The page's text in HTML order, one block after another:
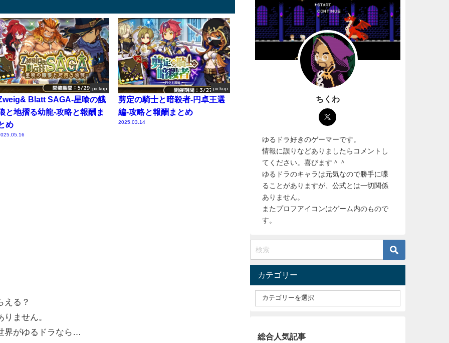
pickup
Blatt SAGA-星喰の餓
と地摺る幼龍-攻略と報酬ま
め
pickup
剪定の騎士と暗殺者-円卓王選
編-攻略と報酬まとめ
2025.03.14
える？
ません。
界がゆるドラなら…
ちくわ
ゆるドラ好きのゲーマーです。
情報に誤りなどありましたらコメントし
てください。喜びます＾＾
ゆるドラのキャラは元気なので勝手に喋
ることがありますが、公式とは一切関係
ありません。
またプロフアイコンはゲーム内のもので
す。
カテゴリー
総合人気記事